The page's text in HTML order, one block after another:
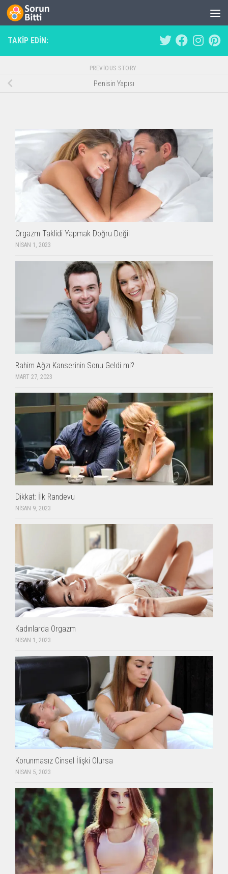
Skip to content
TAKIP EDIN:
PREVIOUS STORY
Penisin Yapısı
Orgazm Taklidi Yapmak Doğru Değil
NISAN 1, 2023
Rahim Ağzı Kanserinin Sonu Geldi mi?
MART 27, 2023
Dikkat: İlk Randevu
NISAN 9, 2023
Kadınlarda Orgazm
NISAN 1, 2023
Korunmasız Cinsel İlişki Olursa
NISAN 5, 2023